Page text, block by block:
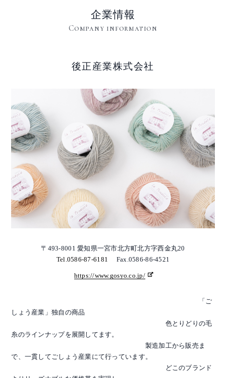
企業情報
Company information
後正産業株式会社
〒493-8001 愛知県一宮市北方町北方字西金丸20
Tel.0586-87-6181
Fax.0586-86-4521
https://www.gosyo.co.jp/
「ご
しょう産業」独自の商品
色とりどりの毛
糸のラインナップを展開してます。
製造加工から販売ま
で、一貫してごしょう産業にて行っています。
どこのブランド